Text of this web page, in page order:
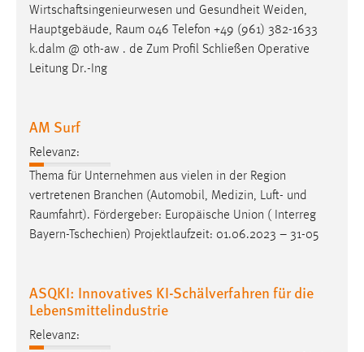
Wirtschaftsingenieurwesen und Gesundheit Weiden,
Hauptgebäude, Raum 046 Telefon +49 (961) 382-1633
k.dalm @ oth-aw . de Zum Profil Schließen Operative
Leitung Dr.-Ing
AM Surf
Relevanz:
Thema für Unternehmen aus vielen in der Region
vertretenen Branchen (Automobil, Medizin, Luft- und
Raumfahrt). Fördergeber: Europäische Union ( Interreg
Bayern-Tschechien) Projektlaufzeit: 01.06.2023 – 31-05
ASQKI: Innovatives KI-Schälverfahren für die
Lebensmittelindustrie
Relevanz:
Login
Name:
einloggen zu können.
Cookie Laufzeit:
24 Stunden
STATISTIK
unsere Besucher unsere Website nutzen.
Matomo